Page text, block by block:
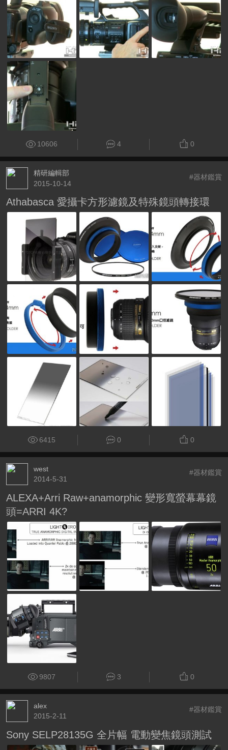
10606 4 0
精研編輯部
2015-10-14
#器材鑑賞
Athabasca 愛攝卡方形濾鏡及特殊鏡頭轉接環
6415 0 0
west
2014-5-31
#器材鑑賞
ALEXA+Arri Raw+anamorphic 變形寬螢幕幕鏡
頭=ARRI 4K?
9807 3 0
alex
2015-2-11
#器材鑑賞
Sony SELP28135G 全片幅 電動變焦鏡頭測試